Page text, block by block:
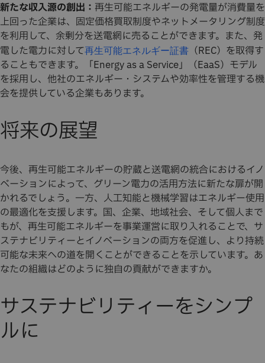
新たな収入源の創出： 再生可能エネルギーの発電量が消費量を
上回った企業は、固定価格買取制度やネットメータリング制度
を利用して、余剰分を送電網に売ることができます。また、発
電した電力に対して再生可能エネルギー証書 （REC）を取得す
ることもできます。「Energy as a Service」（EaaS）モデル
を採用し、他社のエネルギー・システムや効率性を管理する機
会を提供している企業もあります。
将来の展望
今後、再生可能エネルギーの貯蔵と送電網の統合におけるイノ
ベーションによって、グリーン電力の活用方法に新たな扉が開
かれるでしょう。一方、人工知能と機械学習はエネルギー使用
の最適化を支援します。国、企業、地域社会、そして個人まで
もが、再生可能エネルギーを事業運営に取り入れることで、サ
ステナビリティーとイノベーションの両方を促進し、より持続
可能な未来への道を開くことができることを示しています。あ
なたの組織はどのように独自の貢献ができますか。
サステナビリティーをシンプ
ルに